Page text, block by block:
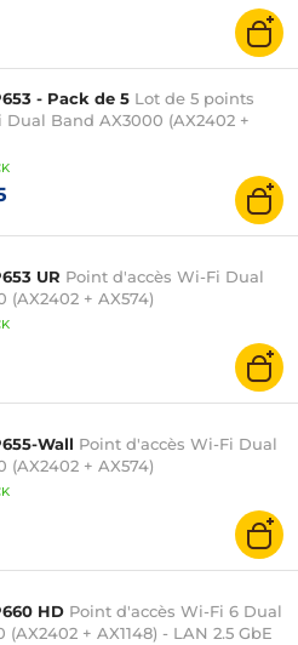
- Pack de 5 Lot de 5 points
Dual Band AX3000 (AX2402 +
UR Point d'accès Wi-Fi Dual
(AX2402 + AX574)
Wall Point d'accès Wi-Fi Dual
(AX2402 + AX574)
HD Point d'accès Wi-Fi 6 Dual
+ AX1148) - LAN 2.5 GbE